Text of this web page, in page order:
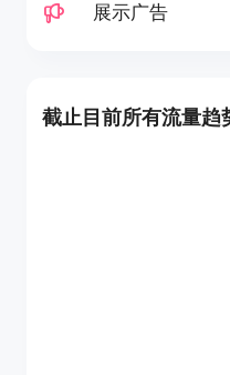
展示广告
截止目前所有流量趋